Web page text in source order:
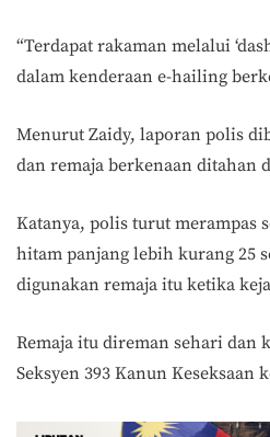
“Terdapat rakaman melalui
dalam kenderaan e-hailing
Menurut Zaidy, laporan polis
dan remaja berkenaan ditahan
Katanya, polis turut merampas
hitam panjang lebih kurang 25
digunakan remaja itu ketika
Remaja itu direman sehari dan
Seksyen 393 Kanun Keseksaan